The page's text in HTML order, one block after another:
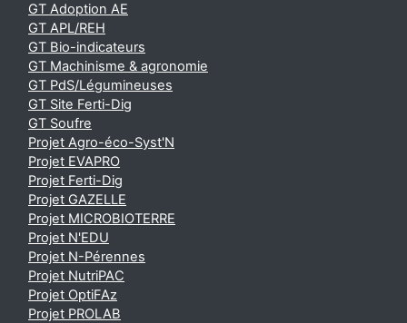
GT Adoption AE
GT APL/REH
GT Bio-indicateurs
GT Machinisme & agronomie
GT PdS/Légumineuses
GT Site Ferti-Dig
GT Soufre
Projet Agro-éco-Syst'N
Projet EVAPRO
Projet Ferti-Dig
Projet GAZELLE
Projet MICROBIOTERRE
Projet N'EDU
Projet N-Pérennes
Projet NutriPAC
Projet OptiFAz
Projet PROLAB